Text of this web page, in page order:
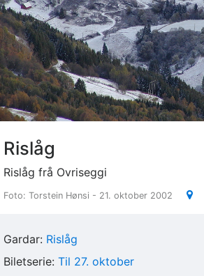
Rislåg
Rislåg frå Ovriseggi
Foto: Torstein Hønsi - 21. oktober 2002
Gardar: Rislåg
Biletserie: Til 27. oktober